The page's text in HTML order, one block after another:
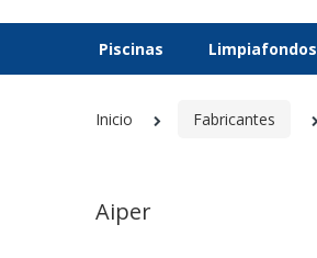
Piscinas Limpiafondos
Inicio Fabricantes
Aiper